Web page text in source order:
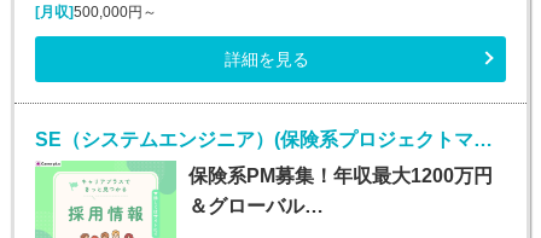
[月収]500,000円～
詳細を見る
SE（システムエンジニア）(保険系プロジェクトマネージャー/随時入社/正社員)
保険系PM募集！年収最大1200万円
＆グローバル…